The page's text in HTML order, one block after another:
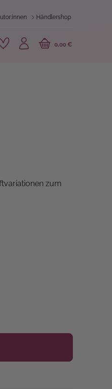
Händlershop
0,00 €
zum